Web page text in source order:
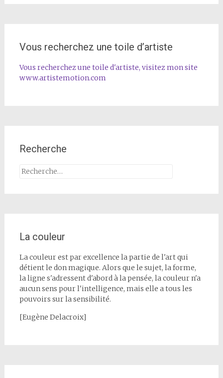
Vous recherchez une toile d’artiste
Vous recherchez une toile d'artiste, visitez mon site
www.artistemotion.com
Recherche
Rechercher :
La couleur
La couleur est par excellence la partie de l'art qui
détient le don magique. Alors que le sujet, la forme,
la ligne s'adressent d'abord à la pensée, la couleur n'a
aucun sens pour l'intelligence, mais elle a tous les
pouvoirs sur la sensibilité.
[Eugène Delacroix]